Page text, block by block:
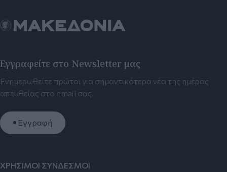
Εγγραφείτε στο Newsletter μας
Ενημερωθείτε πρώτοι για σημαντικότερα νέα της ημέρας
απευθείας στο email σας.
Εγγραφή
ΧΡΗΣΙΜΟΙ ΣΥΝΔΕΣΜΟΙ